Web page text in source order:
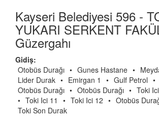
Kayseri Belediyesi 596 -
YUKARI SERKENT
Güzergahı
Gidiş:
Otobüs Durağı • Gunes Hastane •
Lider Durak • Emirgan 1 • Gulf Petrol •
Otobüs Durağı • Otobüs Durağı • Toki
• Toki Ici 11 • Toki Ici 12 • Otobüs
Toki Son Durak